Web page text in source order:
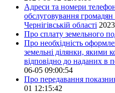
Адреси та номери
обслуговування
Чернігівській області
Про сплату земельного
Про необхідність
земельні ділянки, якими
відповідно до наданих в
06-05 09:00:54
Про передавання
01 12:15:42